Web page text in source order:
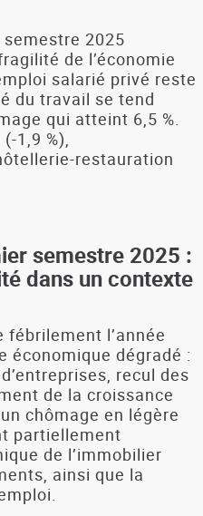
2025
de l’économie
salarié privé reste
du travail se tend
qui atteint 6,5 %.
1,9 %),
restauration
semestre 2025 :
dans un contexte
fébrilement l’année
économique dégradé :
recul des
de la croissance
chômage en légère
partiellement
de l’immobilier
ainsi que la